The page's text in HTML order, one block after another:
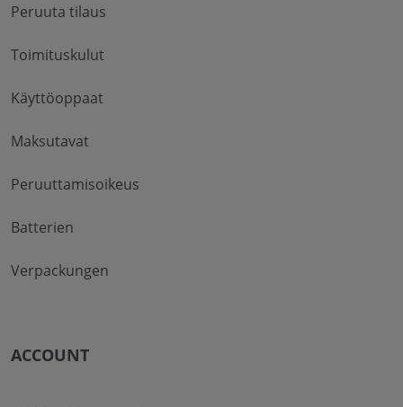
Peruuta tilaus
Toimituskulut
Käyttöoppaat
Maksutavat
Peruuttamisoikeus
Batterien
Verpackungen
ACCOUNT